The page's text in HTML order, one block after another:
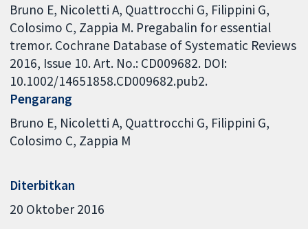
Bruno E, Nicoletti A, Quattrocchi G, Filippini G,
Colosimo C, Zappia M. Pregabalin for essential
tremor. Cochrane Database of Systematic Reviews
2016, Issue 10. Art. No.: CD009682. DOI:
10.1002/14651858.CD009682.pub2.
Pengarang
Bruno E Nicoletti A Quattrocchi G Filippini G
Colosimo C Zappia M
Diterbitkan
20 Oktober 2016